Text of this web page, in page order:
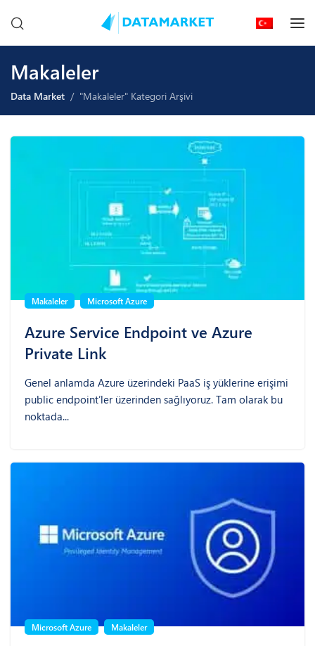
Makaleler
Data Market "Makaleler" Kategori Arşivi
Makaleler Microsoft Azure
Azure Service Endpoint ve Azure
Private Link
Genel anlamda Azure üzerindeki PaaS iş yüklerine erişimi
public endpoint’ler üzerinden sağlıyoruz. Tam olarak bu
noktada...
Microsoft Azure Makaleler